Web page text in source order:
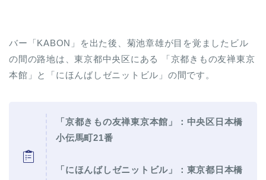
バー「KABON」を出た後、菊池章雄が目を覚ましたビル
の間の路地は、東京都中央区にある 「京都きもの友禅東京
本館」と「にほんばしゼニットビル」の間です。
「京都きもの友禅東京本館」
：中央区日本橋
小伝馬町21番
「にほんばしゼニットビル」：東京都日本橋